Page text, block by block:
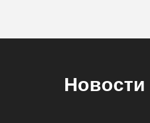
Новости